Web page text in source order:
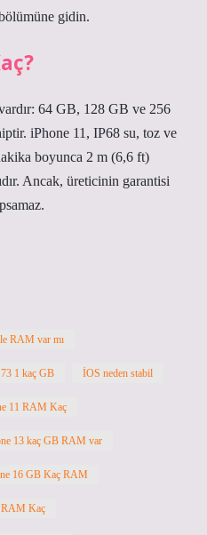
gidin.
64 GB, 128 GB ve 256
iPhone 11, IP68 su, toz ve
boyunca 2 m (6,6 ft)
Ancak, üreticinin garantisi
RAM var mı
1 kaç GB İOS neden stabil
11 RAM Kaç
13 kaç GB RAM var
16 GB Kaç RAM
RAM Kaç